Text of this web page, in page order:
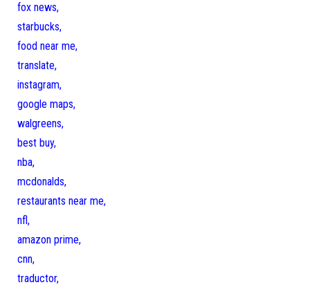
fox news,
starbucks,
food near me,
translate,
instagram,
google maps,
walgreens,
best buy,
nba,
mcdonalds,
restaurants near me,
nfl,
amazon prime,
cnn,
traductor,